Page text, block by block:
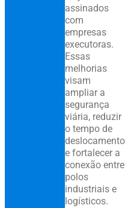
assinados
com
empresas
executoras.
Essas
melhorias
visam
ampliar a
segurança
viária, reduzir
o tempo de
deslocamento
e fortalecer a
conexão entre
polos
industriais e
logísticos.